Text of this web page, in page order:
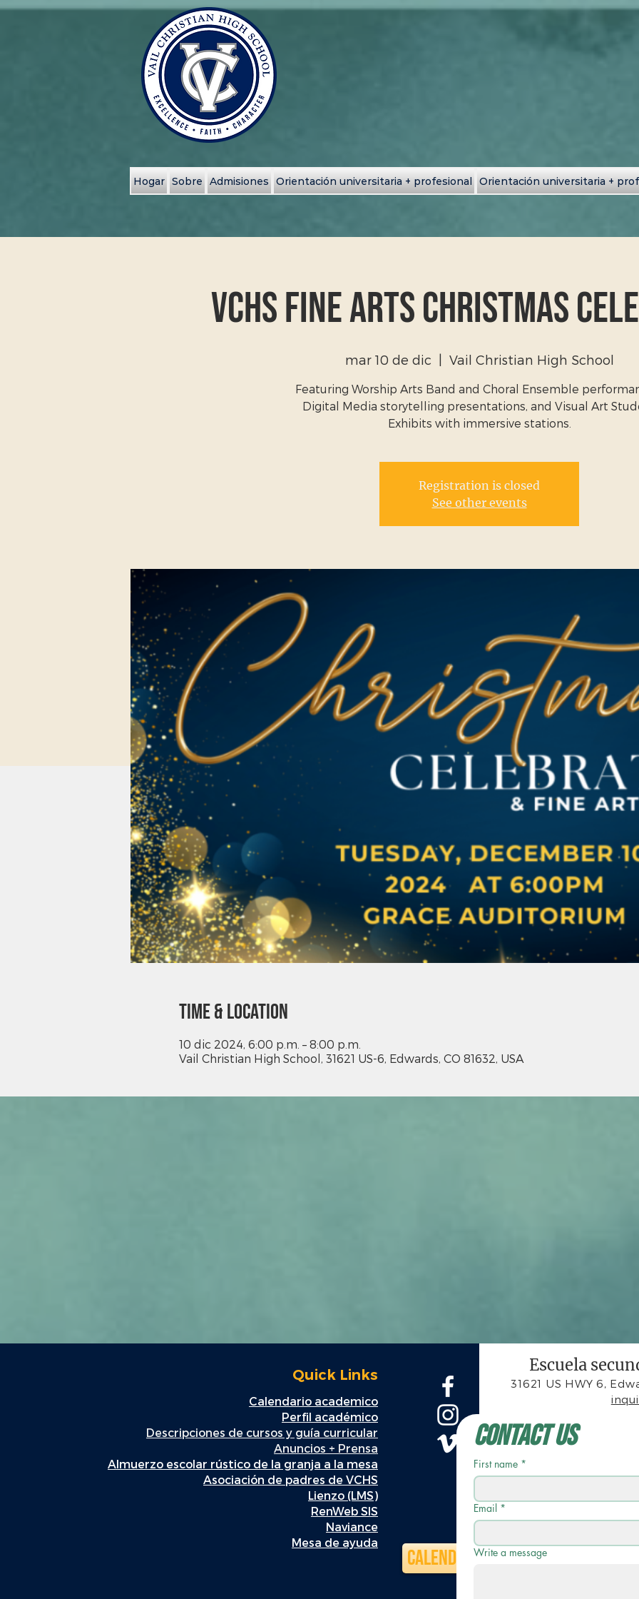
Hogar Sobre Admisiones Orientación universitaria + profesional Orientación universitaria +
VCHS Fine Arts Christmas
mar 10 de dic Vail Christian High School
Featuring Worship Arts Band and Choral Ensemble
Digital Media storytelling presentations, and Visual Art
Exhibits with immersive stations.
Registration is closed
See other events
Time & Location
10 dic 2024, 6:00 p.m. – 8:00 p.m.
Vail Christian High School, 31621 US-6, Edwards, CO 81632, USA
Quick Links
Calendario academico
Perfil académico
Descripciones de cursos y guía curricular
Anuncios + Prensa
Almuerzo escolar rústico de la granja a la mesa
Asociación de padres de VCHS
Lienzo (LMS)
RenWeb SIS
Naviance
Mesa de ayuda
Calendario
Escuela
31621 US HWY 6,
Contact Us
First name *
Email *
Write a message